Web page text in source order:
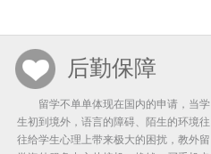
后勤保障
留学不单单体现在国内的申请，当学
生初到境外，语言的障碍、陌生的环境往
往给学生心理上带来极大的困扰，教外留